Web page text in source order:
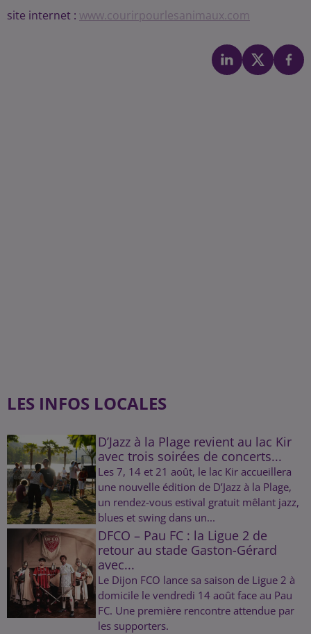
site internet : www.courirpourlesanimaux.com
LES INFOS LOCALES
D’Jazz à la Plage revient au lac Kir
avec trois soirées de concerts...
Les 7, 14 et 21 août, le lac Kir accueillera
une nouvelle édition de D’Jazz à la Plage,
un rendez-vous estival gratuit mêlant jazz,
blues et swing dans un...
DFCO – Pau FC : la Ligue 2 de
retour au stade Gaston-Gérard
avec...
Le Dijon FCO lance sa saison de Ligue 2 à
domicile le vendredi 14 août face au Pau
FC. Une première rencontre attendue par
les supporters.